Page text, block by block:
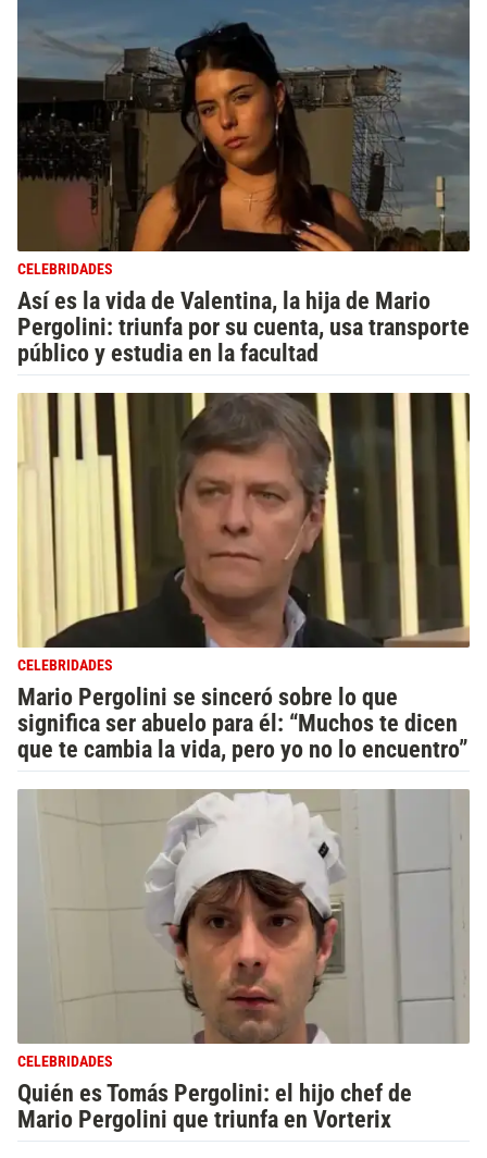
CELEBRIDADES
Así es la vida de Valentina, la hija de Mario
Pergolini: triunfa por su cuenta, usa transporte
público y estudia en la facultad
CELEBRIDADES
Mario Pergolini se sinceró sobre lo que
significa ser abuelo para él: “Muchos te dicen
que te cambia la vida, pero yo no lo encuentro”
CELEBRIDADES
Quién es Tomás Pergolini: el hijo chef de
Mario Pergolini que triunfa en Vorterix